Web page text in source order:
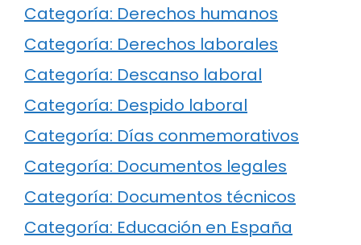
Categoría: Derechos humanos
Categoría: Derechos laborales
Categoría: Descanso laboral
Categoría: Despido laboral
Categoría: Días conmemorativos
Categoría: Documentos legales
Categoría: Documentos técnicos
Categoría: Educación en España